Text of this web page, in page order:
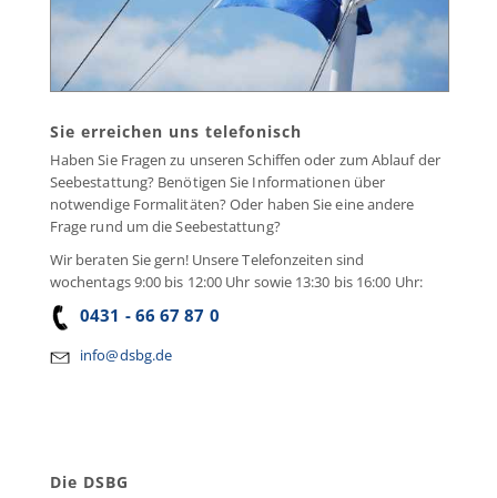
Sie erreichen uns telefonisch
Haben Sie Fragen zu unseren Schiffen oder zum Ablauf der
Seebestattung? Benötigen Sie Informationen über
notwendige Formalitäten? Oder haben Sie eine andere
Frage rund um die Seebestattung?
Wir beraten Sie gern! Unsere Telefonzeiten sind
wochentags 9:00 bis 12:00 Uhr sowie 13:30 bis 16:00 Uhr:
0431 - 66 67 87 0
info@dsbg.de
Die DSBG